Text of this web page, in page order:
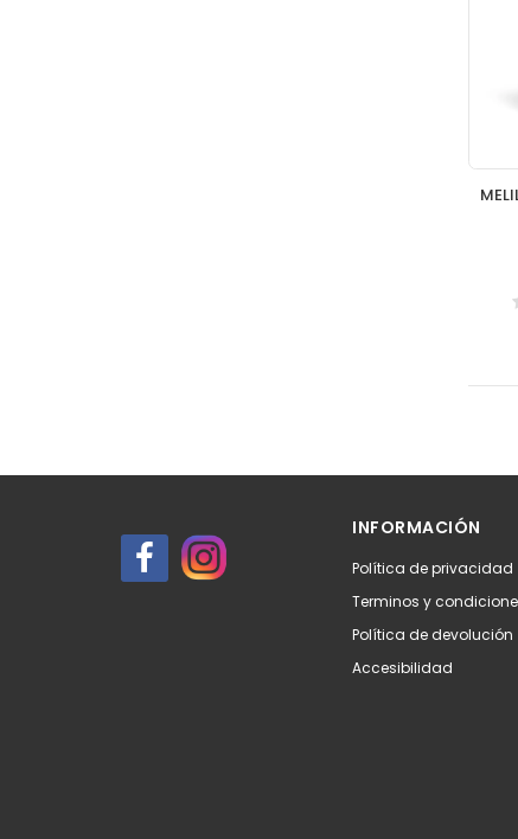
INFORMACIÓN
Política de privacidad
Terminos y
Política de devolución
Accesibilidad